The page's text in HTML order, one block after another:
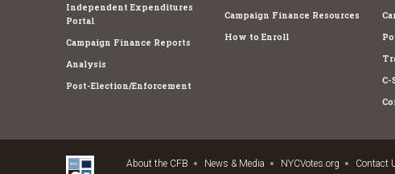
Independent Expenditures
Portal
Campaign Finance Reports
Analysis
Post-Election/Enforcement
Campaign Finance Resources
How to Enroll
C-
About the CFB News & Media NYCVotes.org Contact